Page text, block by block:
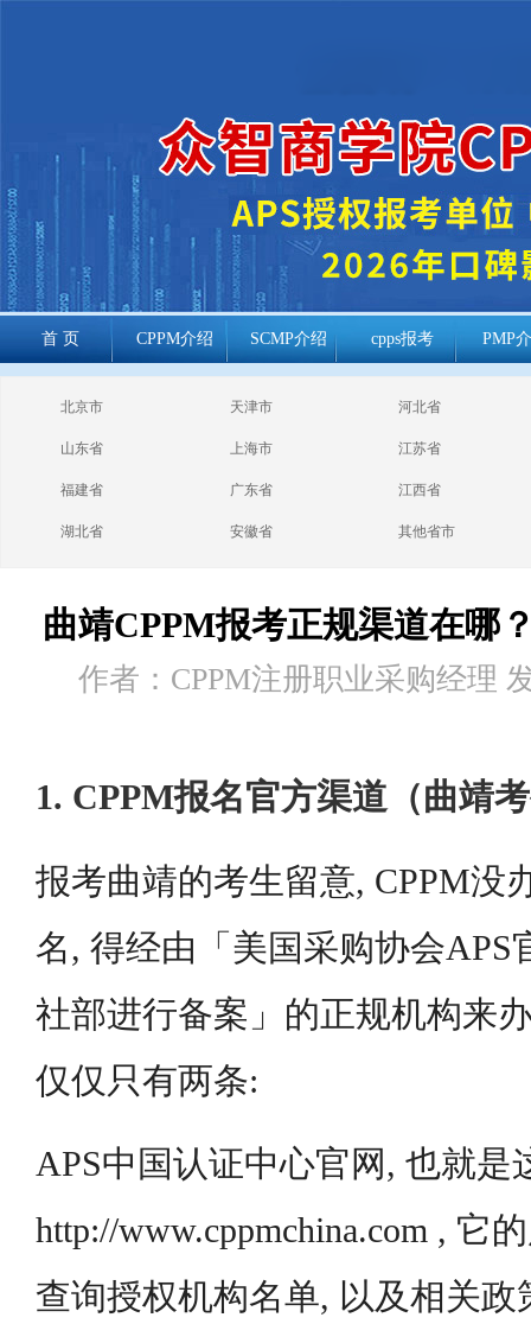
首 页 CPPM介绍 SCMP介绍 cpps报考 PMP
cppm报考常见
问题
北京市 天津市 河北省
山东省 上海市 江苏省
福建省 广东省 江西省
湖北省 安徽省 其他省市
曲靖CPPM报考正规渠道在哪
作者：CPPM注册职业采购经理
1. CPPM报名官方渠道（曲靖
报考曲靖的考生留意, CPPM没
名, 得经由「美国采购协会APS
社部进行备案」的正规机构来
仅仅只有两条:
APS中国认证中心官网, 也就是
http://www.cppmchina.com , 它
查询授权机构名单, 以及相关